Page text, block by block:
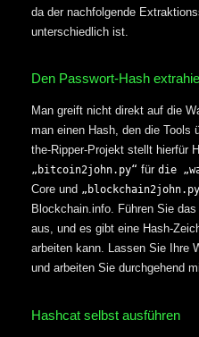
da der nachfolgende
unterschiedlich ist.
Den Passwort-Hash
Man greift nicht direkt auf die
man einen Hash, den die Tools
the-Ripper-Projekt stellt hierfür
„bitcoin2john.py“ für die
Core und
Blockchain.info. Führen Sie
aus, und es gibt eine Hash-
arbeiten kann. Lassen Sie Ihre
und arbeiten Sie durchgehend
Hashcat selbst ausführen